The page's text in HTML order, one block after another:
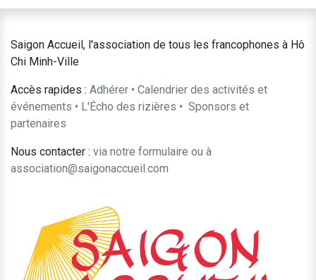
Saigon Accueil, l'association de tous les francophones à Hô
Chi Minh-Ville
Accès rapides : Adhérer • Calendrier des activités et
événements • L'Écho des rizières • ​Sponsors et
partenaires​​
Nous contacter : ​via notre formulaire ou à
association@saigonaccueil.com